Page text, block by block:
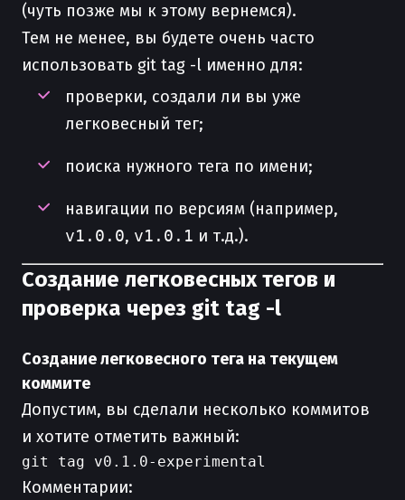
(чуть позже мы к этому вернемся).
Тем не менее, вы будете очень часто
использовать git tag -l именно для:
проверки, создали ли вы уже
легковесный тег;
поиска нужного тега по имени;
навигации по версиям (например,
v1.0.0, v1.0.1 и т.д.).
Создание легковесных тегов и
проверка через git tag -l
Создание легковесного тега на текущем
коммите
Допустим, вы сделали несколько коммитов
и хотите отметить важный:
Комментарии: